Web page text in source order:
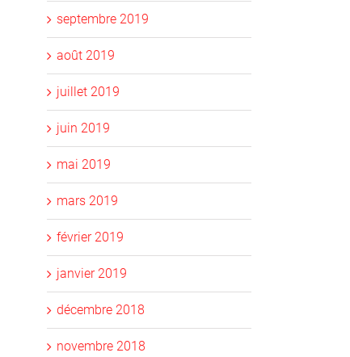
septembre 2019
août 2019
juillet 2019
juin 2019
mai 2019
mars 2019
février 2019
janvier 2019
décembre 2018
novembre 2018